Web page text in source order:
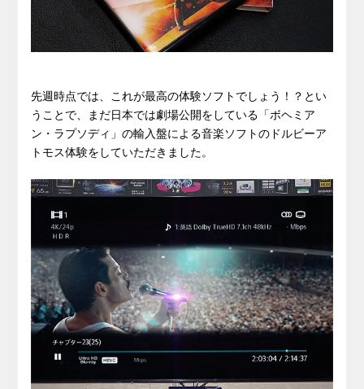
先週時点では、これが最高の体験ソフトでしょう！？とい
うことで、まだ日本では劇場公開をしている「ボヘミア
ン・ラプソディ」の輸入盤による音楽ソフトのドルビーア
トモス体験をしていただきました。